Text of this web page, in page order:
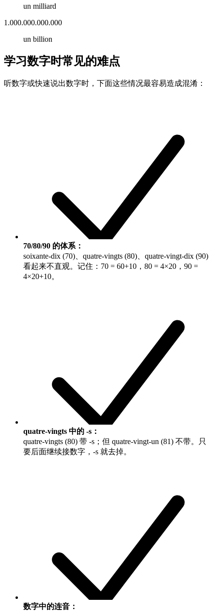
un milliard
1.000.000.000.000
un billion
学习数字时常见的难点
听数字或快速说出数字时，下面这些情况最容易造成混淆：
70/80/90 的体系：
soixante-dix (70)
quatre-vingts (80)
quatre-vingt-dix (90)
看起来不直观。记住：70 = 60+10，80 = 4×20，90 =
4×20+10。
quatre-vingts 中的 -s：
quatre-vingts (80) 带 -s；但 quatre-vingt-un (81) 不带。只
要后面继续接数字，-s 就去掉。
数字中的连音：